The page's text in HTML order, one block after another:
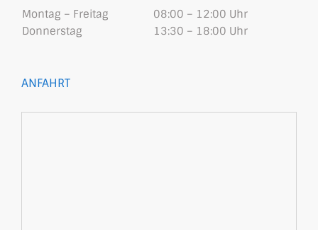
Montag – Freitag
08:00 – 12:00 Uhr
Donnerstag
13:30 – 18:00 Uhr
ANFAHRT